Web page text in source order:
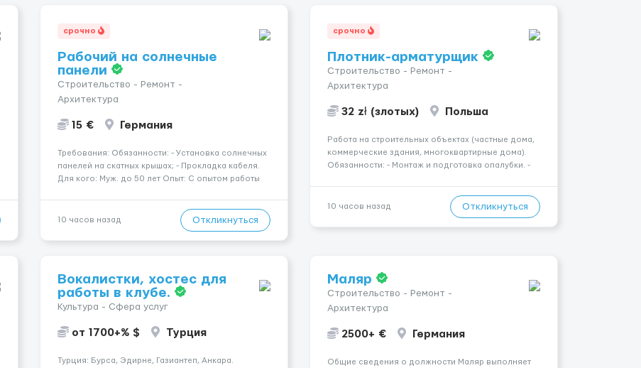
срочно
Рабочий на солнечные
панели
Строительство - Ремонт -
Архитектура
15 € Германия
Требования: Обязанности: - Установка солнечных
панелей на скатных крышах; - Прокладка кабеля.
Для кого: Муж. до 50 лет Опыт: С опытом работы
Германия, Буцбах Условия...
10 часов назад Откликнуться
срочно
Плотник-арматурщик
Строительство - Ремонт -
Архитектура
32 zł (злотых) Польша
Работа на строительных объектах (частные дома,
коммерческие здания, многоквартирные дома).
Обязанности: - Монтаж и подготовка опалубки. -
арматурных стержней. - Заливка бетона. -
Демонтаж опалубки после за...
10 часов назад Откликнуться
Вокалистки, хостес для
работы в клубе.
Культура - Сфера услуг
от 1700+% $ Турция
Турция: Бурса, Эдирне, Газиантеп, Анкара.
Маляр
Строительство - Ремонт -
Архитектура
2500+ € Германия
Общие сведения о должности Маляр выполняет